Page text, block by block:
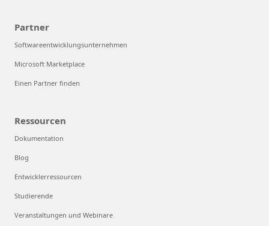
Partner
Softwareentwicklungsunternehmen
Microsoft Marketplace
Einen Partner finden
Ressourcen
Dokumentation
Blog
Entwicklerressourcen
Studierende
Veranstaltungen und Webinare